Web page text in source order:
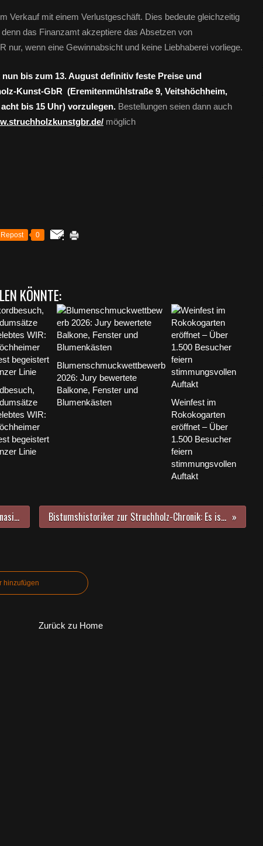
Verkauf mit einem Verlustgeschäft. Dies bedeute gleichzeitig
das Finanzamt akzeptiere das Absetzen von
nur, wenn eine Gewinnabsicht und keine Liebhaberei vorliege.
bis zum 13. August definitiv feste Preise und
Kunst-GbR (Eremitenmühlstraße 9, Veitshöchheim,
bis 15 Uhr) vorzulegen. Bestellungen seien dann auch
möglich
Repost 0
KÖNNTE:
WIR:
begeistert
Linie
Blumenschmuckwettbewerb
2026: Jury bewertete
Balkone, Fenster und
Blumenkästen
Weinfest im
Rokokogarten
eröffnet – Über
1.500 Besucher
feiern
stimmungsvollen
Auftakt
Fußballerinnen des Gymnasiums Veitshöchheim holten Silbermedaille beim Landesfinale Bistumshistoriker zur Struchholz-Chronik: Es ist schade, dass an diesem großartigen Werk ein so kleinlicher Parteienhader sich entzündet hat.
hinzufügen
Zurück zu Home